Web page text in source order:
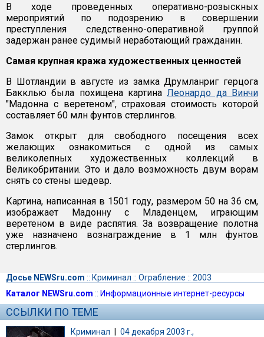
В ходе проведенных оперативно-розыскных
мероприятий по подозрению в совершении
преступления следственно-оперативной группой
задержан ранее судимый неработающий гражданин.
Самая крупная кража художественных ценностей
В Шотландии в августе из замка Друмланриг герцога
Бакклью была похищена картинаЛеонардо да Винчи
"Мадонна с веретеном", страховая стоимость которой
составляет 60 млн фунтов стерлингов.
Замок открыт для свободного посещения всех
желающих ознакомиться с одной из самых
великолепных художественных коллекций в
Великобритании. Это и дало возможность двум ворам
снять со стены шедевр.
Картина, написанная в 1501 году, размером 50 на 36 см,
изображает Мадонну с Младенцем, играющим
веретеном в виде распятия. За возвращение полотна
уже назначено вознаграждение в 1 млн фунтов
стерлингов.
Досье NEWSru.com :: Криминал :: Ограбление :: 2003
Каталог NEWSru.com :: Информационные интернет-ресурсы
ССЫЛКИ ПО ТЕМЕ
Криминал | 04 декабря 2003 г.,